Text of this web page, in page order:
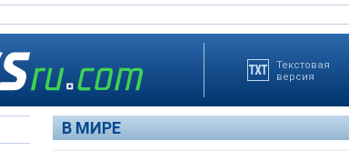
Текстовая
версия
В МИРЕ